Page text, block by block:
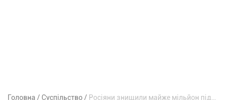
Головна Суспільство